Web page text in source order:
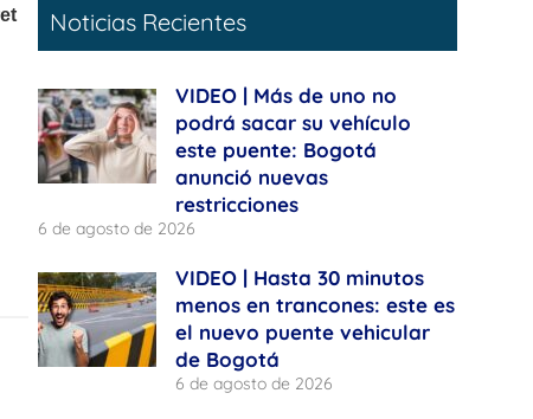
Noticias Recientes
VIDEO | Más de uno no
podrá sacar su vehículo
este puente: Bogotá
anunció nuevas
restricciones
6 de agosto de 2026
VIDEO | Hasta 30 minutos
menos en trancones: este es
el nuevo puente vehicular
de Bogotá
6 de agosto de 2026